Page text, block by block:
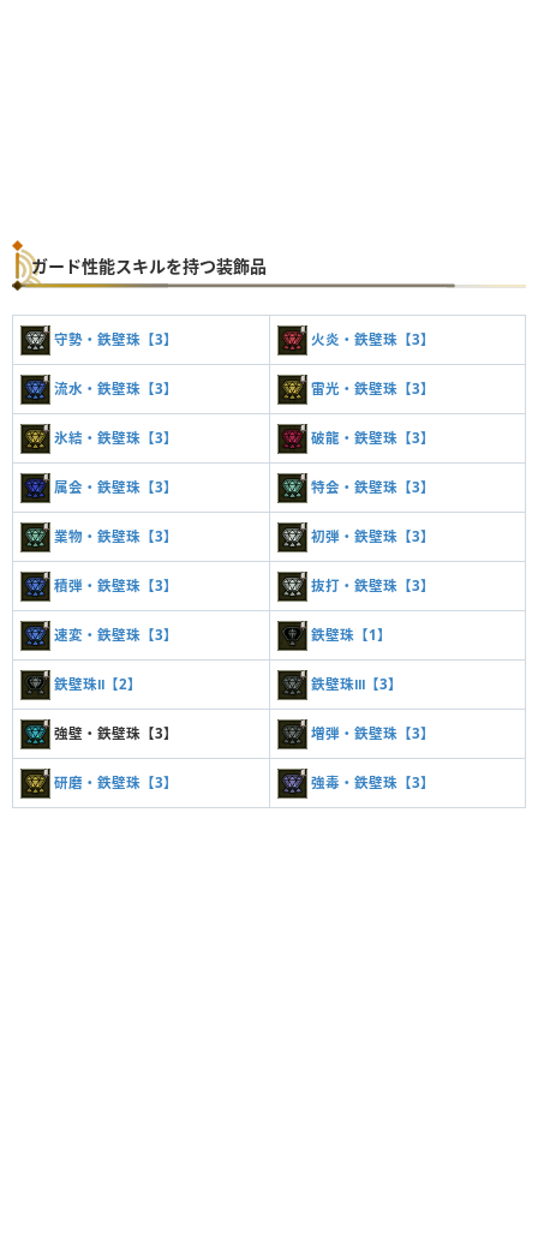
ガード性能スキルを持つ装飾品
守勢・鉄壁珠【3】 火炎・鉄壁珠【3】
流水・鉄壁珠【3】 雷光・鉄壁珠【3】
氷結・鉄壁珠【3】 破龍・鉄壁珠【3】
属会・鉄壁珠【3】 特会・鉄壁珠【3】
業物・鉄壁珠【3】 初弾・鉄壁珠【3】
積弾・鉄壁珠【3】 抜打・鉄壁珠【3】
速変・鉄壁珠【3】 鉄壁珠【1】
鉄壁珠Ⅱ【2】 鉄壁珠Ⅲ【3】
強壁・鉄壁珠【3】 増弾・鉄壁珠【3】
研磨・鉄壁珠【3】 強毒・鉄壁珠【3】